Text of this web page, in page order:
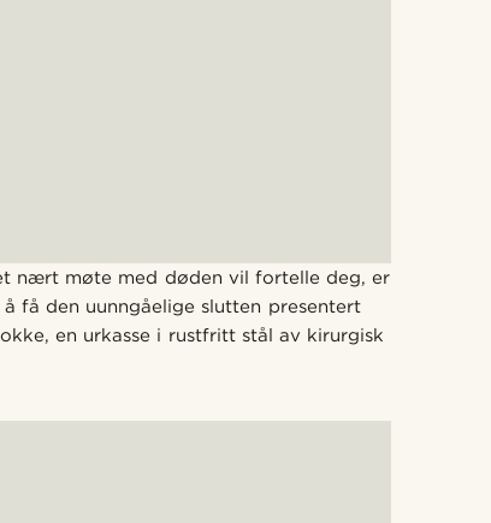
nært møte med døden vil fortelle deg, er
få den uunngåelige slutten presentert
en urkasse i rustfritt stål av kirurgisk